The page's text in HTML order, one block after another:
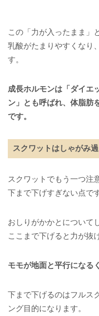
この「力が入ったまま」
乳酸がたまりやすくなり
す。
成長ホルモンは「ダイエ
ン」とも呼ばれ、体脂肪
です。
スクワットはしゃがみ
スクワットでもう一つ注
下まで下げすぎない点です
おしりがかかとについて
ここまで下げると力が抜
モモが地面と平行になる
下まで下げるのはフルス
ング目的になります。